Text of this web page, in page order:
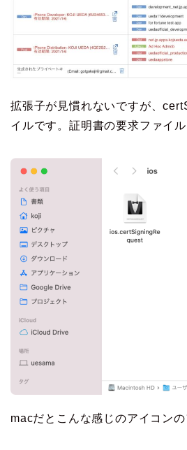
拡張子が見慣れないですが、
イルです。証明書の要求ファイル
macだとこんな感じのアイコンの